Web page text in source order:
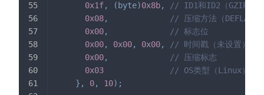
0x1f, ( byte)0x8b,
// ID1和ID2（GZIP魔
0x08,
// 压缩方法（DEFLATE
0x00,
// 标志位
0x00, 0x00, 0x00,
// 时间戳（未设置）
0x00,
// 压缩标志
0x03
// OS类型（Linux）
} , 0, 10) ;